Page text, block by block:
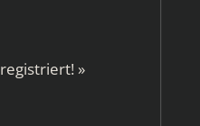
registriert! »